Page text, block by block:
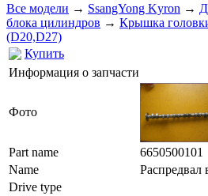
Все модели → SsangYong Kyron →
блока цилиндров → Крышка
(D20,D27)
Купить
Информация о запчасти
Фото
Part name
6650500101
Name
Распредвал
Drive type